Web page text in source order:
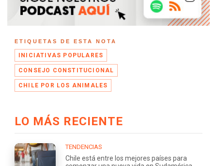
ETIQUETAS DE ESTA NOTA
INICIATIVAS POPULARES
CONSEJO CONSTITUCIONAL
CHILE POR LOS ANIMALES
LO MÁS RECIENTE
TENDENCIAS
Chile está entre los mejores países para